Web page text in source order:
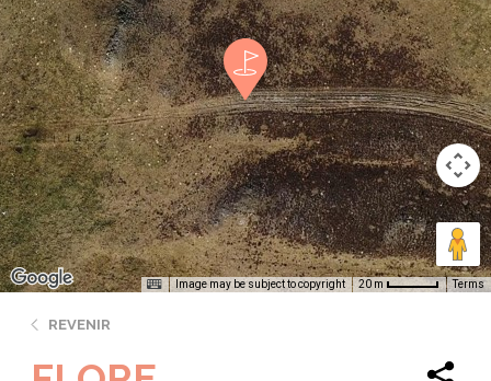
Image may be subject to copyright 20 m Terms
REVENIR